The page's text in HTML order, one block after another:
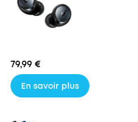
79,99 €
En savoir plus